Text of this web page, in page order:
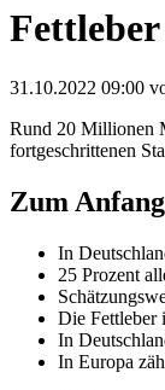
31.10.2022 09:00
Rund 20 Millionen
fortgeschrittenen
Zum
In
25 Prozent
Die Fettleber
In
In Europa